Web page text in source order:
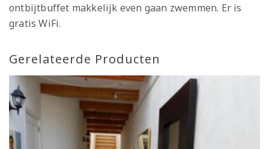
ontbijtbuffet makkelijk even gaan zwemmen. Er is
gratis WiFi.
Gerelateerde Producten